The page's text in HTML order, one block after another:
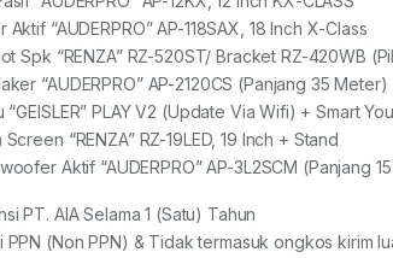
“AUDERPRO” AP-118SAX, 18 Inch X-Class
Spk “RENZA” RZ-520ST/ Bracket RZ-420WB
“AUDERPRO” AP-2120CS (Panjang 35 Meter)
“GEISLER” PLAY V2 (Update Via Wifi) + Smart
“RENZA” RZ-19LED, 19 Inch + Stand
Aktif “AUDERPRO” AP-3L2SCM (Panjang
PT. AIA Selama 1 (Satu) Tahun
PPN (Non PPN) & Tidak termasuk ongkos kirim